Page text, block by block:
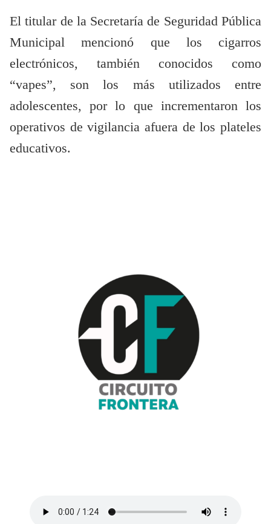
El titular de la Secretaría de Seguridad Pública
Municipal mencionó que los cigarros
electrónicos, también conocidos como
“vapes”, son los más utilizados entre
adolescentes, por lo que incrementaron los
operativos de vigilancia afuera de los plateles
educativos.